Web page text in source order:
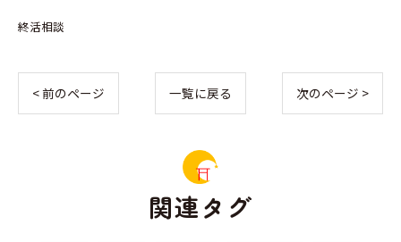
終活相談
< 前のページ 一覧に戻る 次のページ >
関連タグ